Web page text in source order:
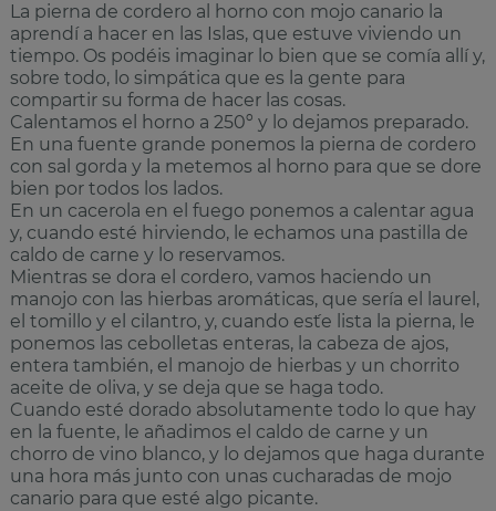
La pierna de cordero al horno con mojo canario la
aprendí a hacer en las Islas, que estuve viviendo un
tiempo. Os podéis imaginar lo bien que se comía allí y,
sobre todo, lo simpática que es la gente para
compartir su forma de hacer las cosas.
Calentamos el horno a 250º y lo dejamos preparado.
En una fuente grande ponemos la pierna de cordero
con sal gorda y la metemos al horno para que se dore
bien por todos los lados.
En un cacerola en el fuego ponemos a calentar agua
y, cuando esté hirviendo, le echamos una pastilla de
caldo de carne y lo reservamos.
Mientras se dora el cordero, vamos haciendo un
manojo con las hierbas aromáticas, que sería el laurel,
el tomillo y el cilantro, y, cuando es´te lista la pierna, le
ponemos las cebolletas enteras, la cabeza de ajos,
entera también, el manojo de hierbas y un chorrito
aceite de oliva, y se deja que se haga todo.
Cuando esté dorado absolutamente todo lo que hay
en la fuente, le añadimos el caldo de carne y un
chorro de vino blanco, y lo dejamos que haga durante
una hora más junto con unas cucharadas de mojo
canario para que esté algo picante.